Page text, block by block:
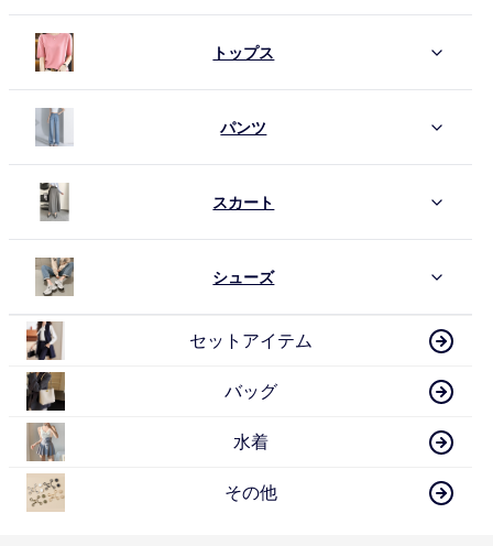
トップス
パンツ
スカート
シューズ
セットアイテム
バッグ
水着
その他